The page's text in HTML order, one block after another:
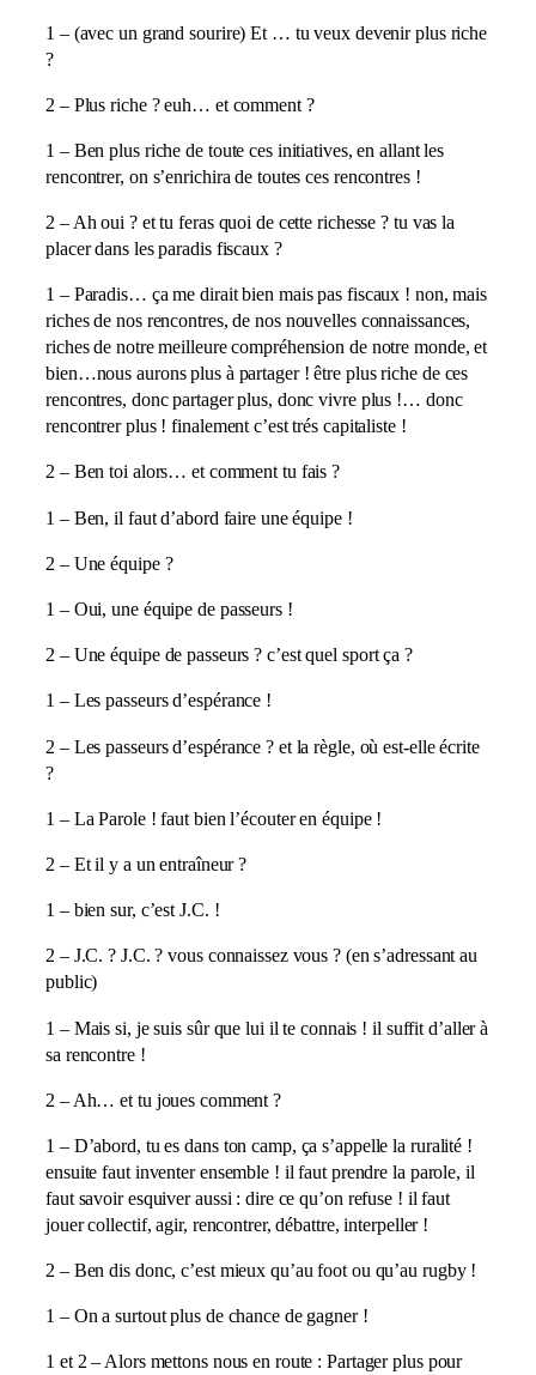
1 – (avec un grand sourire) Et … tu veux devenir plus riche
?
2 – Plus riche ? euh… et comment ?
1 – Ben plus riche de toute ces initiatives, en allant les
rencontrer, on s’enrichira de toutes ces rencontres !
2 – Ah oui ? et tu feras quoi de cette richesse ? tu vas la
placer dans les paradis fiscaux ?
1 – Paradis… ça me dirait bien mais pas fiscaux ! non, mais
riches de nos rencontres, de nos nouvelles connaissances,
riches de notre meilleure compréhension de notre monde, et
bien…nous aurons plus à partager ! être plus riche de ces
rencontres, donc partager plus, donc vivre plus !… donc
rencontrer plus ! finalement c’est trés capitaliste !
2 – Ben toi alors… et comment tu fais ?
1 – Ben, il faut d’abord faire une équipe !
2 – Une équipe ?
1 – Oui, une équipe de passeurs !
2 – Une équipe de passeurs ? c’est quel sport ça ?
1 – Les passeurs d’espérance !
2 – Les passeurs d’espérance ? et la règle, où est-elle écrite
?
1 – La Parole ! faut bien l’écouter en équipe !
2 – Et il y a un entraîneur ?
1 – bien sur, c’est J.C. !
2 – J.C. ? J.C. ? vous connaissez vous ? (en s’adressant au
public)
1 – Mais si, je suis sûr que lui il te connais ! il suffit d’aller à
sa rencontre !
2 – Ah… et tu joues comment ?
1 – D’abord, tu es dans ton camp, ça s’appelle la ruralité !
ensuite faut inventer ensemble ! il faut prendre la parole, il
faut savoir esquiver aussi : dire ce qu’on refuse ! il faut
jouer collectif, agir, rencontrer, débattre, interpeller !
2 – Ben dis donc, c’est mieux qu’au foot ou qu’au rugby !
1 – On a surtout plus de chance de gagner !
1 et 2 – Alors mettons nous en route : Partager plus pour